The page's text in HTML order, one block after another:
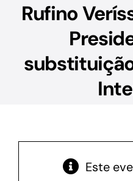
Institucional
Acesso à Informação
Rufino
Este